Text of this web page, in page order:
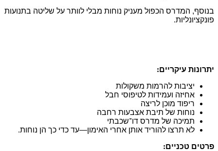
בנוסף, המדרס הכפול מעניק נוחות מבלי לוותר על שליטה בתנועות
פונקציונליות.
יתרונות עיקריים:
יציבות להרמות משקולות
אחיזה ועמידות לטיפוסי חבל
ריפוד מוכן לריצה
נוחות של תיבת אצבעות רחבה
תמיכה של מדרס דו־שכבתי
לא תרצו להוריד אותן אחרי האימון—עד כדי כך הן נוחות.
פרטים טכניים: